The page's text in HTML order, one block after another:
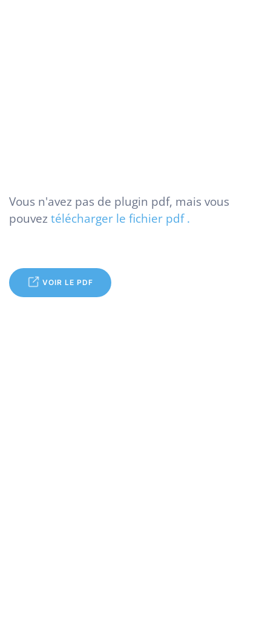
Vous n'avez pas de plugin pdf, mais vous
pouvez télécharger le fichier pdf .
VOIR LE PDF